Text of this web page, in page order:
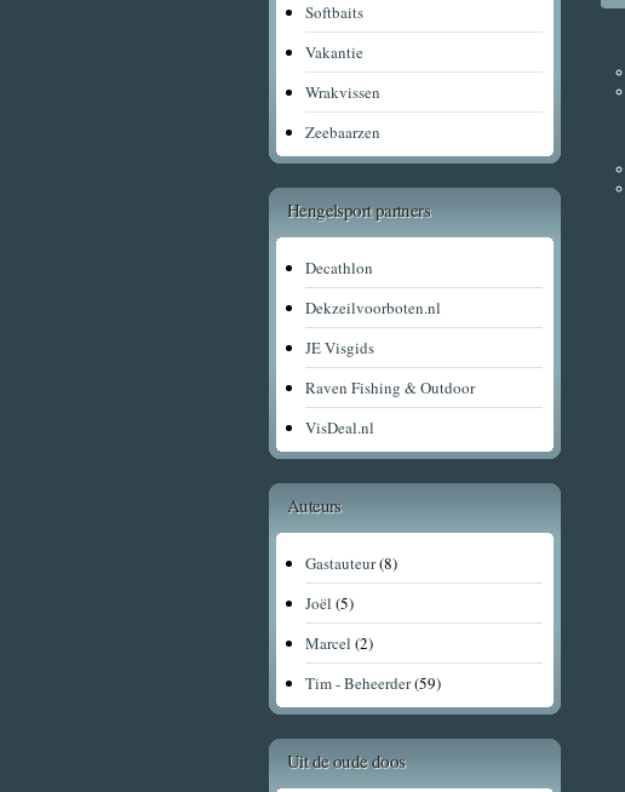
Softbaits
Vakantie
Wrakvissen
Zeebaarzen
Hengelsport partners
Decathlon
Dekzeilvoorboten.nl
JE Visgids
Raven Fishing & Outdoor
VisDeal.nl
Auteurs
Gastauteur(8)
Joël (5)
Marcel (2)
Tim - Beheerder(59)
Uit de oude doos